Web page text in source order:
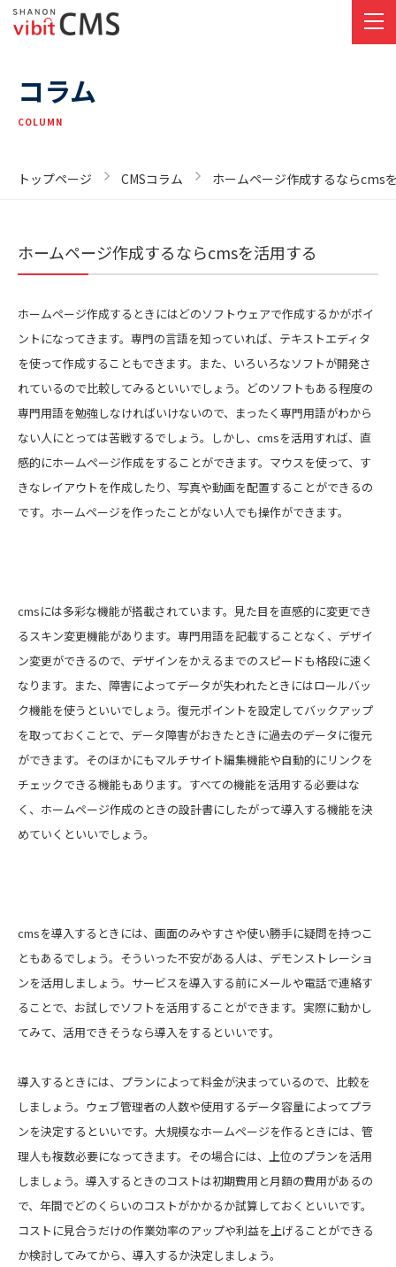
コラム
COLUMN
トップページ CMSコラム ホームページ作成するならcms
ホームページ作成するならcmsを活用する
ホームページ作成するときにはどのソフトウェアで作成するかがポイ
ントになってきます。専門の言語を知っていれば、テキストエディタ
を使って作成することもできます。また、いろいろなソフトが開発さ
れているので比較してみるといいでしょう。どのソフトもある程度の
専門用語を勉強しなければいけないので、まったく専門用語がわから
ない人にとっては苦戦するでしょう。しかし、cmsを活用すれば、直
感的にホームページ作成をすることができます。マウスを使って、す
きなレイアウトを作成したり、写真や動画を配置することができるの
です。ホームページを作ったことがない人でも操作ができます。
cmsには多彩な機能が搭載されています。見た目を直感的に変更でき
るスキン変更機能があります。専門用語を記載することなく、デザイ
ン変更ができるので、デザインをかえるまでのスピードも格段に速く
なります。また、障害によってデータが失われたときにはロールバッ
ク機能を使うといいでしょう。復元ポイントを設定してバックアップ
を取っておくことで、データ障害がおきたときに過去のデータに復元
ができます。そのほかにもマルチサイト編集機能や自動的にリンクを
チェックできる機能もあります。すべての機能を活用する必要はな
く、ホームページ作成のときの設計書にしたがって導入する機能を決
めていくといいでしょう。
cmsを導入するときには、画面のみやすさや使い勝手に疑問を持つこ
ともあるでしょう。そういった不安がある人は、デモンストレーショ
ンを活用しましょう。サービスを導入する前にメールや電話で連絡す
ることで、お試しでソフトを活用することができます。実際に動かし
てみて、活用できそうなら導入をするといいです。
導入するときには、プランによって料金が決まっているので、比較を
しましょう。ウェブ管理者の人数や使用するデータ容量によってプラ
ンを決定するといいです。大規模なホームページを作るときには、管
理人も複数必要になってきます。その場合には、上位のプランを活用
しましょう。導入するときのコストは初期費用と月額の費用があるの
で、年間でどのくらいのコストがかかるか試算しておくといいです。
コストに見合うだけの作業効率のアップや利益を上げることができる
か検討してみてから、導入するか決定しましょう。